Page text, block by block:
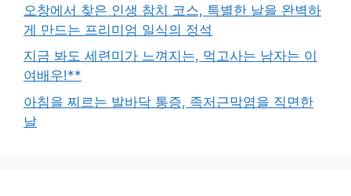
오창에서 찾은 인생 참치 코스, 특별한 날을 완벽하
게 만드는 프리미엄 일식의 정석
지금 봐도 세련미가 느껴지는, 먹고사는 남자는 이
여배우!**
아침을 찌르는 발바닥 통증, 족저근막염을 직면한
날